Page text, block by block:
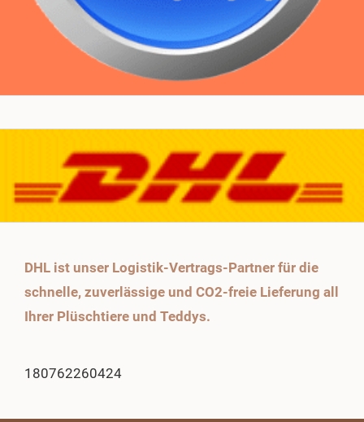
DHL ist unser Logistik-Vertrags-Partner für die
schnelle, zuverlässige und CO2-freie Lieferung all
Ihrer Plüschtiere und Teddys.
180762260424